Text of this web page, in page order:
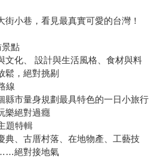
小巷，看見最真實可愛的台灣！
點
設計與生活風格、食材與料
鬆，絕對挑剔
線
身規劃最具特色的一日小旅行
樂絕對過癮
題特輯
厝村落、在地物產、工藝技
絕對接地氣